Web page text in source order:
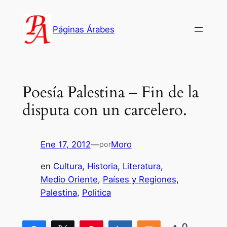
contenido
Páginas Árabes
Poesía Palestina – Fin de la
disputa con un carcelero.
Ene 17, 2012—porMoro
en Cultura, Historia, Literatura
Medio Oriente, Países y Regiones
Palestina, Politica